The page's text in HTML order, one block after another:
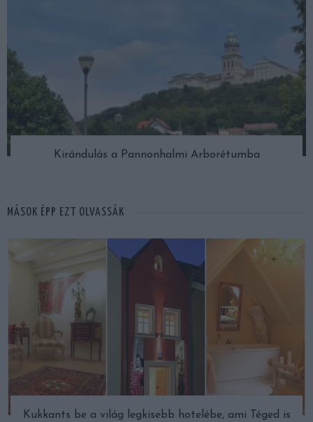
Kirándulás a Pannonhalmi Arborétumba
MÁSOK ÉPP EZT OLVASSÁK
Kukkants be a világ legkisebb hotelébe, ami Téged is